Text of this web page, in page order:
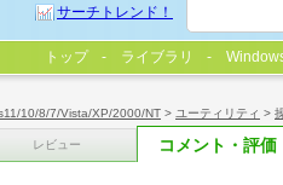
10/8/7/Vista/XP/2000/NT > ユーティリティ >
レビュー コメント・評価
サーチトレンド！
トップ ライブラリ